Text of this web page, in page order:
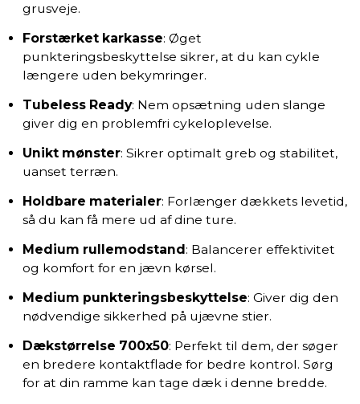
grusveje.
Forstærket karkasse: Øget
punkteringsbeskyttelse sikrer, at du kan cykle
længere uden bekymringer.
Tubeless Ready: Nem opsætning uden slange
giver dig en problemfri cykeloplevelse.
Unikt mønster: Sikrer optimalt greb og stabilitet,
uanset terræn.
Holdbare materialer: Forlænger dækkets levetid,
så du kan få mere ud af dine ture.
Medium rullemodstand : Balancerer effektivitet
og komfort for en jævn kørsel.
Medium punkteringsbeskyttelse: Giver dig den
nødvendige sikkerhed på ujævne stier.
Dækstørrelse 700x50: Perfekt til dem, der søger
en bredere kontaktflade for bedre kontrol. Sørg
for at din ramme kan tage dæk i denne bredde.